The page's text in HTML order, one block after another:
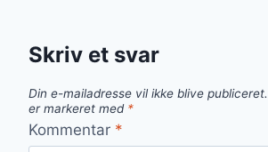
Skriv et svar
Din e-mailadresse vil ikke blive publiceret.
er markeret med *
Kommentar *